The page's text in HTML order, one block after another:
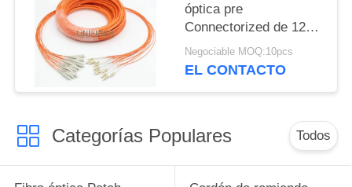
óptica pre
Connectorized de 12
filamentos con varios
modos de
Negociable MOQ:10pcs
EL CONTACTO
Categorías Populares Todos